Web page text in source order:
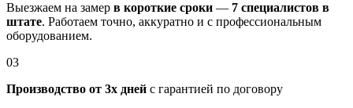
Выезжаем на замер в короткие сроки — 7 специалистов в
штате. Работаем точно, аккуратно и с профессиональным
оборудованием.
03
Производство от 3х дней с гарантией по договору